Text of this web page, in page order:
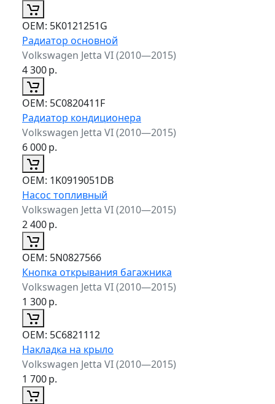
ОЕМ: 5K0121251G
Радиатор основной
Volkswagen Jetta VI (2010—2015)
4 300р.
ОЕМ: 5C0820411F
Радиатор кондиционера
Volkswagen Jetta VI (2010—2015)
6 000р.
ОЕМ: 1K0919051DB
Насос топливный
Volkswagen Jetta VI (2010—2015)
2 400р.
ОЕМ: 5N0827566
Кнопка открывания багажника
Volkswagen Jetta VI (2010—2015)
1 300р.
ОЕМ: 5C6821112
Накладка на крыло
Volkswagen Jetta VI (2010—2015)
1 700р.